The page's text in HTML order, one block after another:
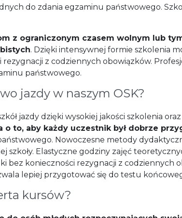
do zdania egzaminu państwowego.
z ograniczonym czasem wolnym lub
. Dzięki intensywnej formie szkolenia
z codziennych obowiązków.
państwowego.
jazdy w naszym OSK?
jazdy dzięki wysokiej jakości szkolenia
o to, aby każdy uczestnik był dobrze
Nowoczesne metody
Elastyczne godziny zajęć
konieczności rezygnacji z codziennych
lepiej przygotować się do testu
kursów?